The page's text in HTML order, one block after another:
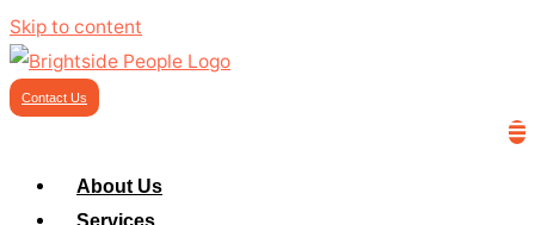
Skip to content
Contact Us
About Us
Services